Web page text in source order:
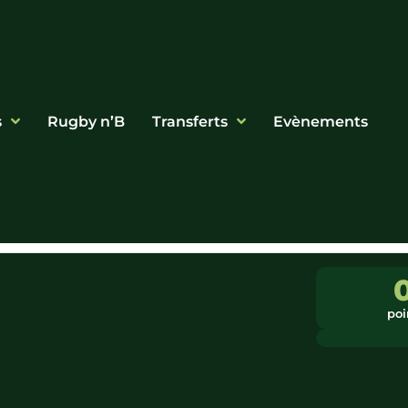
Rugby n’B Transferts Evènements